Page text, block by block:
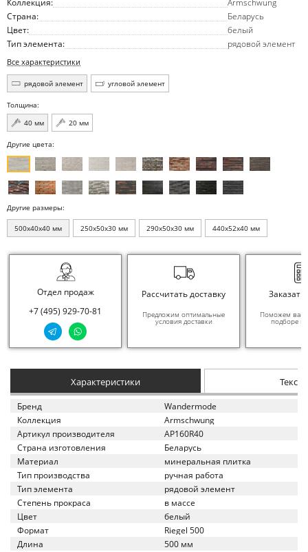
Коллекция:
Armschwung
Страна:
Беларусь
Цвет:
белый
Тип элемента:
рядовой элемент
Все характеристики
рядовой элемент угловой элемент
Толщина:
40 мм
20 мм
Другие цвета:
Другие размеры:
500x40x40 мм 250x50x30 мм 290x50x30 мм 440x52x40 мм
Отдел продаж
+7 (495) 929-70-81
Рассчитать доставку
Предложим оптимальные
условия доставки
Заказать
Поможем вам
подборе
Характеристики
Бренд
Wandermode
Коллекция
Armschwung
Артикул производителя
AP160R40
Страна изготовления
Беларусь
Материал
минеральная плитка
Тип производства
ручная работа
Тип элемента
рядовой элемент
Степень прокраса
в массе
Цвет
белый
Формат
Riegel 500
Длина
500 мм